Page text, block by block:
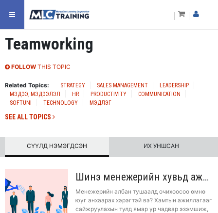
Teamworking
FOLLOW THIS TOPIC
Related Topics: STRATEGY SALES MANAGEMENT
LEADERSHIP
МЭДЭЭ, МЭДЭЭЛЭЛ
HR PRODUCTIVITY
COMMUNICATION
SOFTUNI
TECHNOLOGY МЭДЛЭГ
SEE ALL TOPICS
СҮҮЛД НЭМЭГДСЭН ИХ УНШСАН
Шинэ менежерийн хувьд ажиллах хэв маягаа хэрхэн тодорхойлох вэ?
Менежерийн албан тушаалд очихоосоо өмнө
юуг анхаарах хэрэгтэй вэ? Хамтын ажиллагааг
сайжруулахын тулд ямар ур чадвар эзэмшиж,